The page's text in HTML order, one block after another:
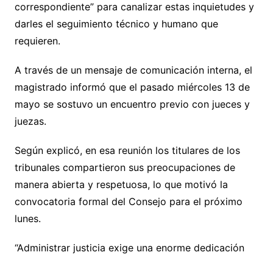
correspondiente” para canalizar estas inquietudes y
darles el seguimiento técnico y humano que
requieren.
A través de un mensaje de comunicación interna, el
magistrado informó que el pasado miércoles 13 de
mayo se sostuvo un encuentro previo con jueces y
juezas.
Según explicó, en esa reunión los titulares de los
tribunales compartieron sus preocupaciones de
manera abierta y respetuosa, lo que motivó la
convocatoria formal del Consejo para el próximo
lunes.
“Administrar justicia exige una enorme dedicación